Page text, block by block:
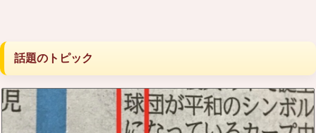
話題のトピック